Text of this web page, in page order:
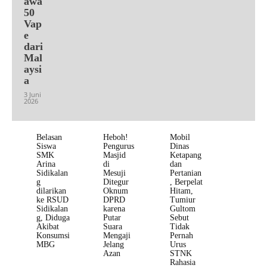
50
Vap
e
dari
Mal
aysi
a
3 Juni
2026
Belasan
Siswa
SMK
Arina
Sidikalan
g
dilarikan
ke RSUD
Sidikalan
g, Diduga
Akibat
Konsumsi
MBG
Heboh!
Pengurus
Masjid
di
Mesuji
Ditegur
Oknum
DPRD
karena
Putar
Suara
Mengaji
Jelang
Azan
Mobil
Dinas
Ketapang
dan
Pertanian
, Berpelat
Hitam,
Tumiur
Gultom
Sebut
Tidak
Pernah
Urus
STNK
Rahasia